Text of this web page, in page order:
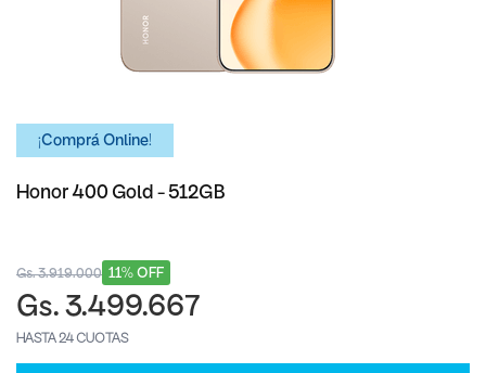
¡Comprá Online!
Honor 400 Gold - 512GB
11% OFF
Gs. 3.919.000
Gs. 3.499.667
HASTA 24 CUOTAS